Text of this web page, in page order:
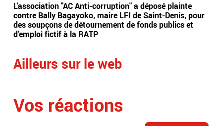
L’association "AC Anti-corruption" a déposé plainte
contre Bally Bagayoko, maire LFI de Saint-Denis, pour
des soupçons de détournement de fonds publics et
d’emploi fictif à la RATP
Ailleurs sur le web
Vos réactions